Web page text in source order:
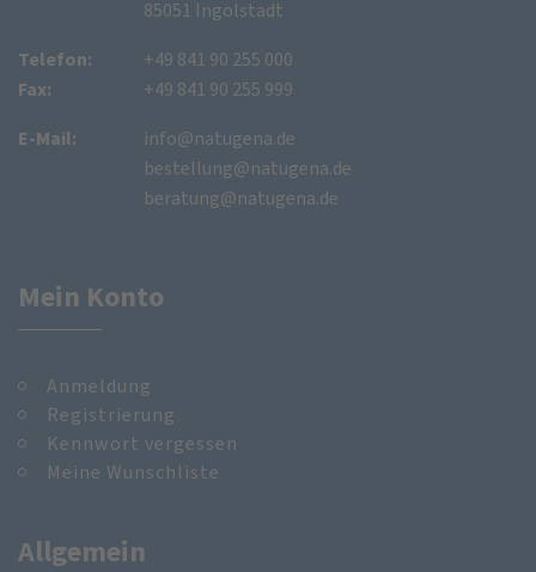
85051 Ingolstadt
Telefon:
Fax:
+49 841 90 255 000
+49 841 90 255 999
E-Mail:
info@natugena.de
bestellung@natugena.de
beratung@natugena.de
Mein Konto
Anmeldung
Registrierung
Kennwort vergessen
Meine Wunschliste
Allgemein